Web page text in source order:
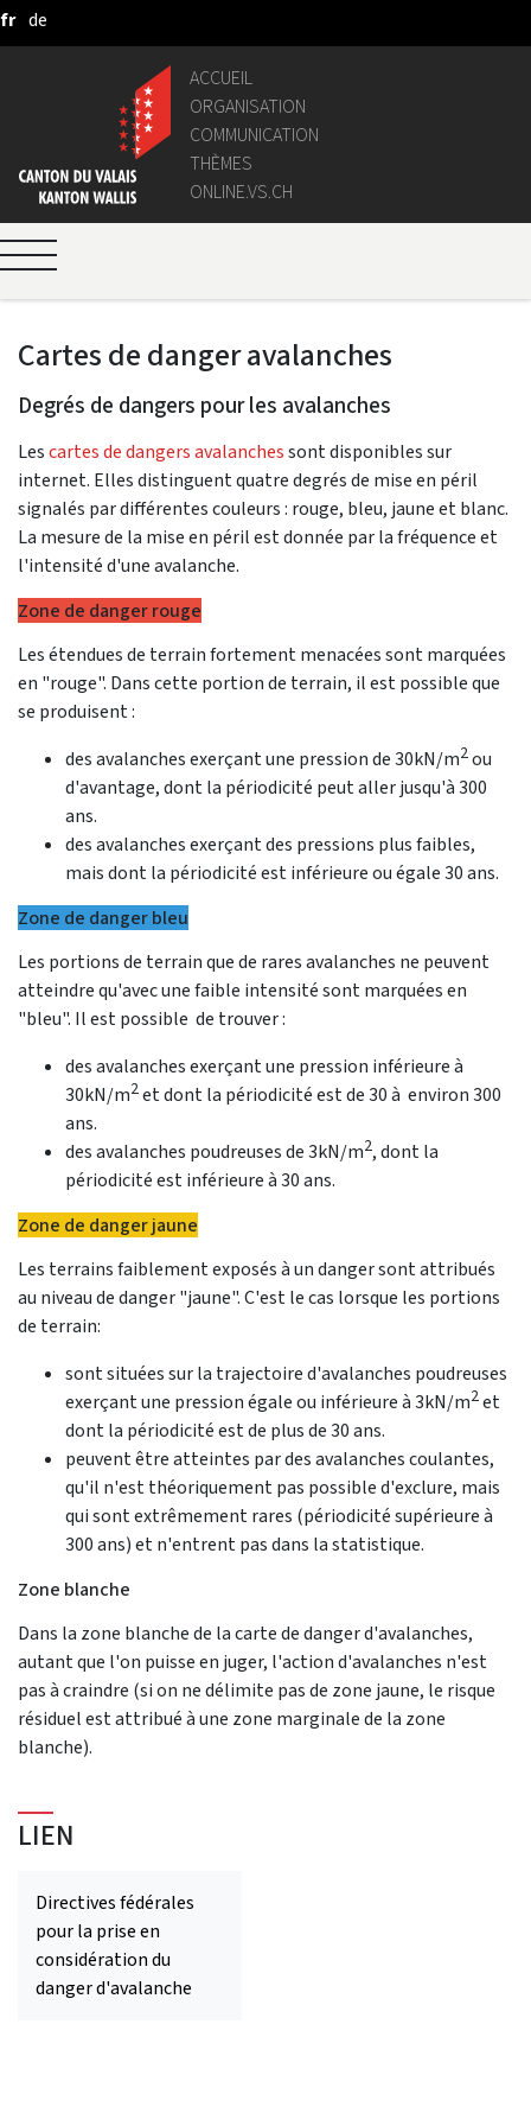
Saut au contenu principal
fr de
ACCUEIL
ORGANISATION
COMMUNICATION
THÈMES
ONLINE.VS.CH
Cartes de danger avalanches
Degrés de dangers pour les avalanches
Lescartes de dangers avalanchessont disponibles sur
internet. Elles distinguent quatre degrés de mise en péril
signalés par différentes couleurs : rouge, bleu, jaune et blanc.
La mesure de la mise en péril est donnée par la fréquence et
l'intensité d'une avalanche.
Zone de danger rouge
Les étendues de terrain fortement menacées sont marquées
en "rouge". Dans cette portion de terrain, il est possible que
se produisent :
des avalanches exerçant une pression de 30kN/m2ou
d'avantage, dont la périodicité peut aller jusqu'à 300
ans.
des avalanches exerçant des pressions plus faibles,
mais dont la périodicité est inférieure ou égale 30 ans.
Zone de danger bleu
Les portions de terrain que de rares avalanches ne peuvent
atteindre qu'avec une faible intensité sont marquées en
"bleu". Il est possible de trouver :
des avalanches exerçant une pression inférieure à
30kN/m2et dont la périodicité est de 30 à environ 300
ans.
des avalanches poudreuses de 3kN/m2, dont la
périodicité est inférieure à 30 ans.
Zone de danger jaune
Les terrains faiblement exposés à un danger sont attribués
au niveau de danger "jaune". C'est le cas lorsque les portions
de terrain:
sont situées sur la trajectoire d'avalanches poudreuses
exerçant une pression égale ou inférieure à 3kN/m2et
dont la périodicité est de plus de 30 ans.
peuvent être atteintes par des avalanches coulantes,
qu'il n'est théoriquement pas possible d'exclure, mais
qui sont extrêmement rares (périodicité supérieure à
300 ans) et n'entrent pas dans la statistique.
Zone blanche
Dans la zone blanche de la carte de danger d'avalanches,
autant que l'on puisse en juger, l'action d'avalanches n'est
pas à craindre (si on ne délimite pas de zone jaune, le risque
résiduel est attribué à une zone marginale de la zone
blanche).
LIEN
Directives fédérales
pour la prise en
considération du
danger d'avalanche